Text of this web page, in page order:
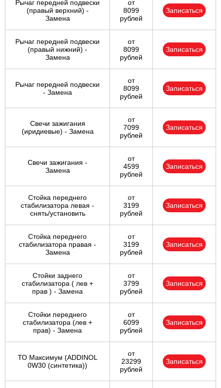
Рычаг передней подвески
(правый верхний) -
Замена
от
8099
рублей
Записаться
Рычаг передней подвески
(правый нижний) -
Замена
от
8099
рублей
Записаться
Рычаг передней подвески
- Замена
от
8099
рублей
Записаться
Свечи зажигания
(иридиевые) - Замена
от
7099
рублей
Записаться
Свечи зажигания -
Замена
от
4599
рублей
Записаться
Стойка переднего
стабилизатора левая -
снять/установить
от
3199
рублей
Записаться
Стойка переднего
стабилизатора правая -
Замена
от
3199
рублей
Записаться
Стойки заднего
стабилизатора ( лев +
прав ) - Замена
от
3799
рублей
Записаться
Стойки переднего
стабилизатора (лев +
прав) - Замена
от
6099
рублей
Записаться
ТО Максимум (ADDINOL
0W30 (синтетика))
от
23299
рублей
Записаться